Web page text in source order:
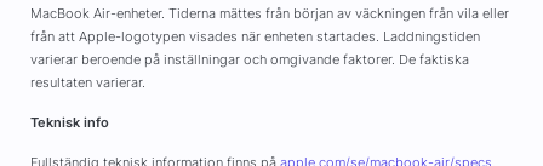
MacBook Air-enheter. Tiderna mättes från början av väckningen från vila eller
från att Apple-logotypen visades när enheten startades. Laddningstiden
varierar beroende på inställningar och omgivande faktorer. De faktiska
resultaten varierar.
Teknisk info
Fullständig teknisk information finns på apple.com/se/macbook-air/specs.